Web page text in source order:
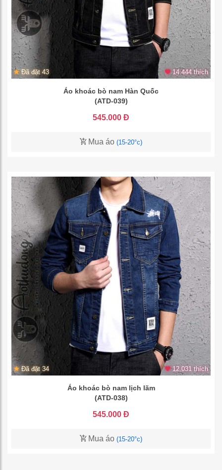
Đã đặt 43 14.444 thích
Áo khoác bò nam Hàn Quốc
(ATD-039)
545.000 Đ
Mua áo (15-20°c)
Đã đặt 34 12.031 thích
Áo khoác bò nam lịch lãm
(ATD-038)
545.000 Đ
Mua áo (15-20°c)